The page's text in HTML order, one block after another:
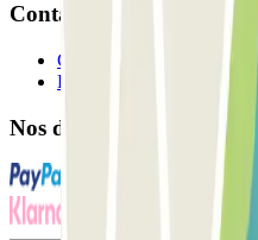
Contact
Contactez-nous
FAQ
Nos différents modes de